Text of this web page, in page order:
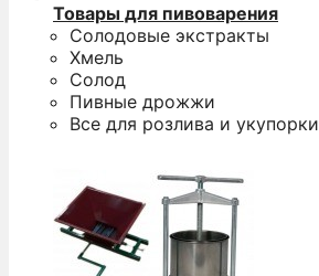
Товары для пивоварения
Солодовые экстракты
Хмель
Солод
Пивные дрожжи
Все для розлива и укупорки